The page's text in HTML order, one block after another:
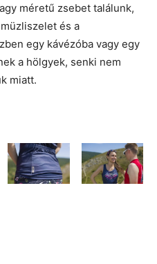
méretű zsebet találunk,
és a
egy kávézóba vagy egy
a hölgyek, senki nem
miatt.